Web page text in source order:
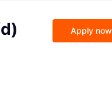
Apply now